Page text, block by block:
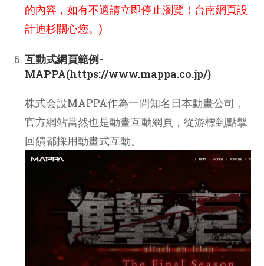
的內容，如有不適請立即停止瀏覽！台南網頁設
計迪杉關心您。)
互動式網頁範例-
MAPPA(https://www.mappa.co.jp/)
株式会設MAPPA作為一間知名日本動畫公司，
官方網站當然也是動畫互動網頁，從游標到點擊
回饋都採用動畫式互動。